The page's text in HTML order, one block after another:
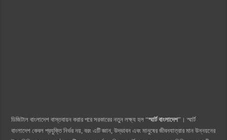
ডিজিটাল বাংলাদেশ বাস্তবায়ন করার পরে সরকারের নতুন লক্ষ্য হল “স্মার্ট বাংলাদেশ”। স্মার্ট
বাংলাদেশ কেবল প্রযুক্তি নির্ভর নয়, বরং এটি জ্ঞান, উদ্ভাবন এবং মানুষের জীবনযাত্রার মান উন্নয়নের